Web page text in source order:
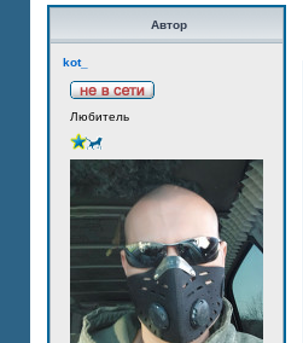
Автор
kot_
Любитель